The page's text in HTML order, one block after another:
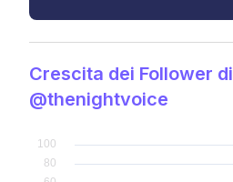
Crescita dei Follower di
@thenightvoice